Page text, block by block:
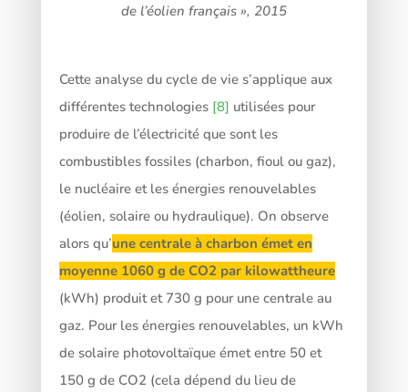
de l’éolien français », 2015
Cette analyse du cycle de vie s’applique aux
différentes technologies [8] utilisées pour
produire de l’électricité que sont les
combustibles fossiles (charbon, fioul ou gaz),
le nucléaire et les énergies renouvelables
(éolien, solaire ou hydraulique). On observe
alors qu’une centrale à charbon émet en
moyenne 1060 g de CO2 par kilowattheure
(kWh) produit et 730 g pour une centrale au
gaz. Pour les énergies renouvelables, un kWh
de solaire photovoltaïque émet entre 50 et
150 g de CO2 (cela dépend du lieu de